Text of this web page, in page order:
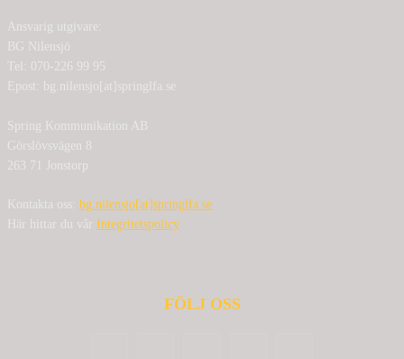
Ansvarig utgivare:
BG Nilensjö
Tel: 070-226 99 95
Epost: bg.nilensjo[at]springlfa.se
Spring Kommunikation AB
Görslövsvägen 8
263 71 Jonstorp
Kontakta oss: bg.nilensjo[at]springlfa.se
Här hittar du vår Integritetspolicy
FÖLJ OSS